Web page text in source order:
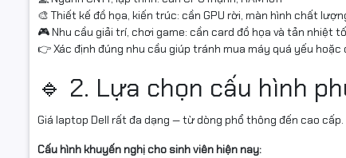
🎨 Thiết kế đồ họa, kiến trúc: cần GPU rời, màn hình chất
🎮 Nhu cầu giải trí, chơi game: cần card đồ họa và tản nhiệt
👉 Xác định đúng nhu cầu giúp tránh mua máy quá yếu hoặc
🔹 2. Lựa chọn cấu hình
Giá laptop Dell rất đa dạng — từ dòng phổ thông đến cao
Cấu hình khuyến nghị cho sinh viên hiện nay: